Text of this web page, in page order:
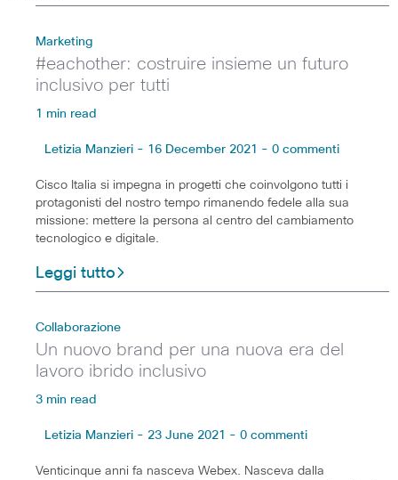
Marketing
#eachother: costruire insieme un futuro
inclusivo per tutti
1 min read
Letizia Manzieri - 16 December 2021 - 0 commenti
Cisco Italia si impegna in progetti che coinvolgono tutti i
protagonisti del nostro tempo rimanendo fedele alla sua
missione: mettere la persona al centro del cambiamento
tecnologico e digitale.
Leggi tutto
Collaborazione
Un nuovo brand per una nuova era del
lavoro ibrido inclusivo
3 min read
Letizia Manzieri - 23 June 2021 - 0 commenti
Venticinque anni fa nasceva Webex. Nasceva dalla